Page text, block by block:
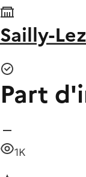
Sailly-
Part
1K